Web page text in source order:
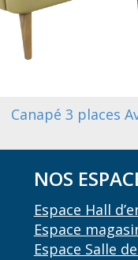
Canapé 3 places
NOS
Espace Hall
Espace
Espace Salle